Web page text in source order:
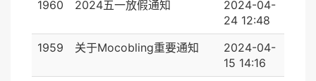
1960
2024五一放假通知
2024-04-
24 12:48
1959
关于Mocobling重要通知
2024-04-
15 14:16